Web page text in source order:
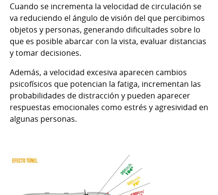
Cuando se incrementa la velocidad de circulación se
va reduciendo el ángulo de visión del que percibimos
objetos y personas, generando dificultades sobre lo
que es posible abarcar con la vista, evaluar distancias
y tomar decisiones.
Además, a velocidad excesiva aparecen cambios
psicofísicos que potencian la fatiga, incrementan las
probabilidades de distracción y pueden aparecer
respuestas emocionales como estrés y agresividad en
algunas personas.